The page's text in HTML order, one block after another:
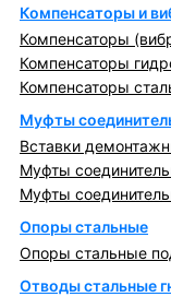
Компенсаторы и
Компенсаторы
Компенсаторы
Компенсаторы
Муфты
Вставки
Муфты
Муфты
Опоры стальные
Опоры стальные
Отводы стальные